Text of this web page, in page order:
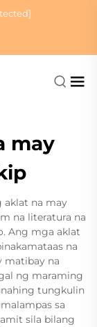
may
aklat na may
na literatura na
Ang mga aklat
na
matibay na
ng maraming
tungkulin
sa
sila bilang